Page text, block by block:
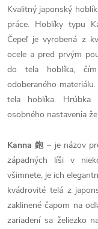
Kvalitný japonský
práce. Hoblíky typu
Čepeľ je vyrobená z
ocele a pred prvým
do tela hoblíka,
odoberaného
tela hoblíka.
osobného nastavenia
Kanna 鉋 – je názov
západných líši v
všimnete, je ich
kvádrovité telá z
zaklinené čapom na
zariadení sa želiezko